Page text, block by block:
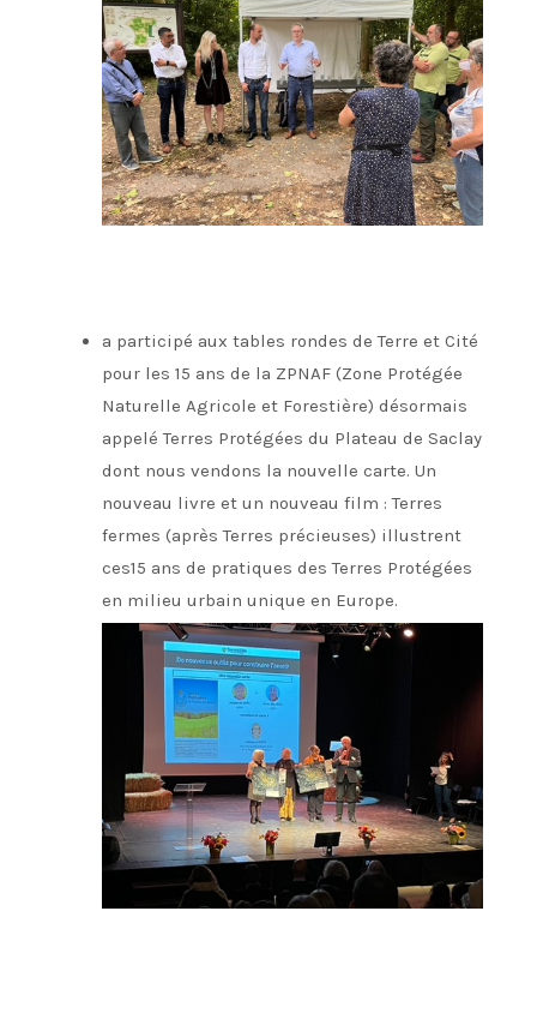
a participé aux tables rondes de Terre et Cité
pour les 15 ans de la ZPNAF (Zone Protégée
Naturelle Agricole et Forestière) désormais
appelé Terres Protégées du Plateau de Saclay
dont nous vendons la nouvelle carte. Un
nouveau livre et un nouveau film : Terres
fermes (après Terres précieuses) illustrent
ces15 ans de pratiques des Terres Protégées
en milieu urbain unique en Europe.